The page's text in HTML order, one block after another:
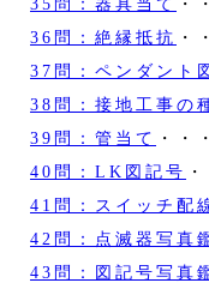
36問：絶縁抵抗 ・
37問：ペンダント
38問：接地工事の
39問：管当て
・・
40問：LK図記号
41問：スイッチ配
42問：点滅器写真
43問：図記号写真